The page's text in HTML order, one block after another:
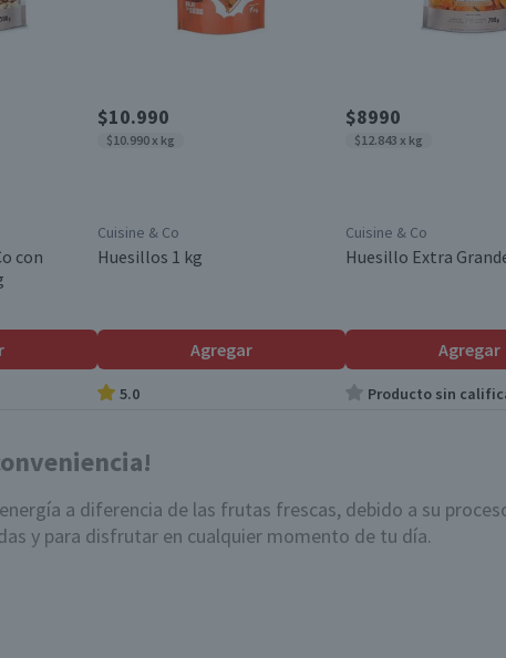
con
$10.990
$10.990 x kg
Cuisine & Co
Huesillos 1 kg
Agregar
5.0
$8990
$12.843 x kg
Cuisine & Co
Huesillo Extra
Agregar
Producto sin
a diferencia de las frutas frescas, debido a su
y para disfrutar en cualquier momento de tu día.